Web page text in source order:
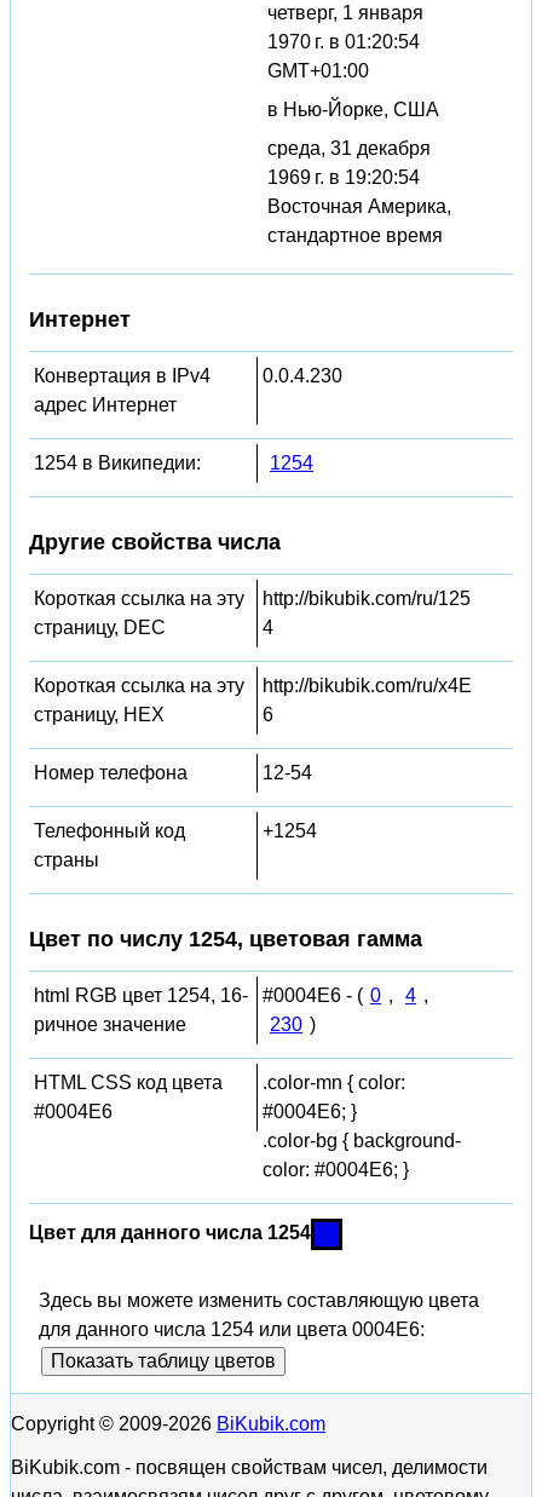
четверг, 1 января
1970 г. в 01:20:54
GMT+01:00
в Нью-Йорке, США
среда, 31 декабря
1969 г. в 19:20:54
Восточная Америка,
стандартное время
Интернет
Конвертация в IPv4
адрес Интернет
0.0.4.230
1254 в Википедии: 1254
Другие свойства числа
Короткая ссылка на эту
страницу, DEC
http://bikubik.com/ru/125
4
Короткая ссылка на эту
страницу, HEX
http://bikubik.com/ru/x4E
6
Номер телефона 12-54
Телефонный код
страны
+1254
Цвет по числу 1254, цветовая гамма
html RGB цвет 1254, 16-
ричное значение
#0004E6 - ( 0 , 4 ,
230 )
HTML CSS код цвета
#0004E6
.color-mn { color:
#0004E6; }
.color-bg { background-
color: #0004E6; }
Цвет для данного числа 1254
Здесь вы можете изменить составляющую цвета
для данного числа 1254 или цвета 0004E6:
Показать таблицу цветов
Copyright © 2009-2026 BiKubik.com
BiKubik.com - посвящен свойствам чисел, делимости